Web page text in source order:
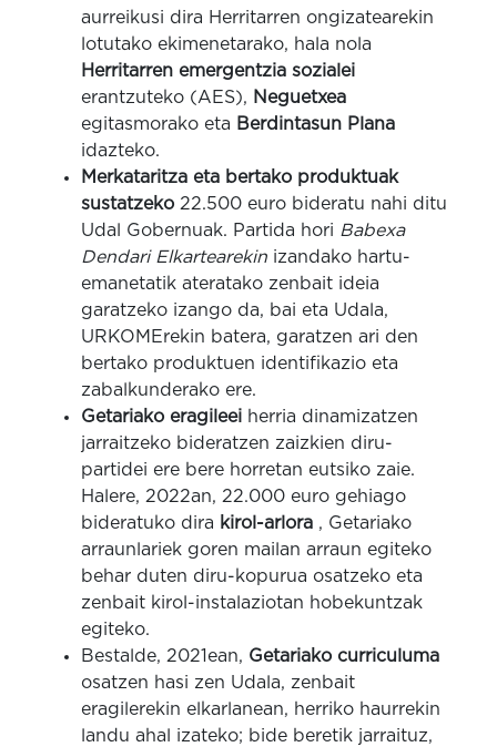
aurreikusi dira Herritarren ongizatearekin
lotutako ekimenetarako, hala nola
Herritarren emergentzia sozialei
erantzuteko (AES), Neguetxea
egitasmorako eta Berdintasun Plana
idazteko.
Merkataritza eta bertako produktuak
sustatzeko22.500 euro bideratu nahi ditu
Udal Gobernuak. Partida hori Babexa
Dendari Elkartearekin izandako hartu-
emanetatik ateratako zenbait ideia
garatzeko izango da, bai eta Udala,
URKOMErekin batera, garatzen ari den
bertako produktuen identifikazio eta
zabalkunderako ere.
Getariako eragileeiherria dinamizatzen
jarraitzeko bideratzen zaizkien diru-
partidei ere bere horretan eutsiko zaie.
Halere, 2022an, 22.000 euro gehiago
bideratuko dira kirol-arlora, Getariako
arraunlariek goren mailan arraun egiteko
behar duten diru-kopurua osatzeko eta
zenbait kirol-instalaziotan hobekuntzak
egiteko.
Bestalde, 2021ean, Getariako curriculuma
osatzen hasi zen Udala, zenbait
eragilerekin elkarlanean, herriko haurrekin
landu ahal izateko; bide beretik jarraituz,